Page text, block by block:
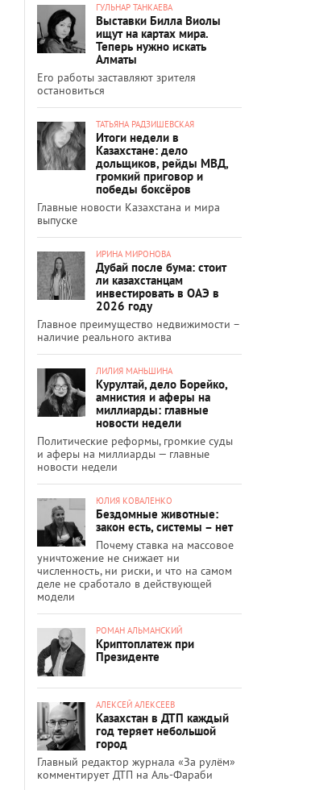
ГУЛЬНАР ТАНКАЕВА
Выставки Билла Виолы
ищут на картах мира.
Теперь нужно искать
Алматы
Его работы заставляют зрителя
остановиться
ТАТЬЯНА РАДЗИШЕВСКАЯ
Итоги недели в
Казахстане: дело
дольщиков, рейды МВД,
громкий приговор и
победы боксёров
Главные новости Казахстана и мира
выпуске
ИРИНА МИРОНОВА
Дубай после бума: стоит
ли казахстанцам
инвестировать в ОАЭ в
2026 году
Главное преимущество недвижимости –
наличие реального актива
ЛИЛИЯ МАНЬШИНА
Курултай, дело Борейко,
амнистия и аферы на
миллиарды: главные
новости недели
Политические реформы, громкие суды
и аферы на миллиарды — главные
новости недели
ЮЛИЯ КОВАЛЕНКО
Бездомные животные:
закон есть, системы – нет
Почему ставка на массовое
уничтожение не снижает ни
численность, ни риски, и что на самом
деле не сработало в действующей
модели
РОМАН АЛЬМАНСКИЙ
Криптоплатеж при
Президенте
АЛЕКСЕЙ АЛЕКСЕЕВ
Казахстан в ДТП каждый
год теряет небольшой
город
Главный редактор журнала «За рулём»
комментирует ДТП на Аль-Фараби